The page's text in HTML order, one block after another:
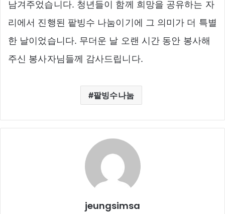
남겨주었습니다. 청년들이 함께 희망을 공유하는 자
리에서 진행된 팥빙수 나눔이기에 그 의미가 더 특별
한 날이었습니다. 무더운 날 오랜 시간 동안 봉사해
주신 봉사자님들께 감사드립니다.
팥빙수나눔
jeungsimsa